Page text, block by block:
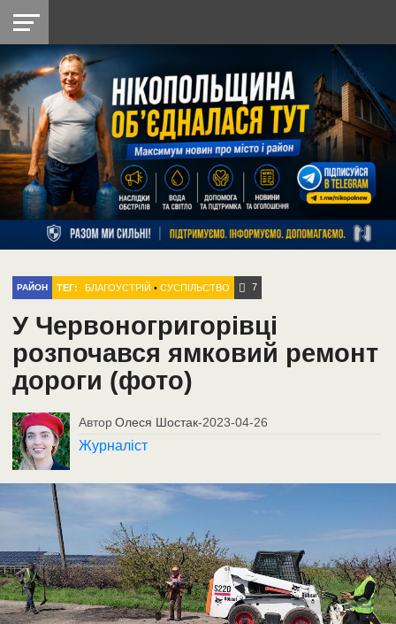
НІКОПОЛЬ
РАЙОН
СІЧЕСЛАВСЬКА
УКРАЇНА
РЕТРО
НІКОПОЛЬ
ЛАЙТ
УКРАЇНА
ДОПОМОГА
РАДІО
РАЙОН ТЕГ: БЛАГОУСТРІЙ •СУСПІЛЬСТВО 7
У Червоногригорівці
розпочався ямковий ремонт
дороги (фото)
Автор Олеся Шостак-2023-04-26
Журналіст